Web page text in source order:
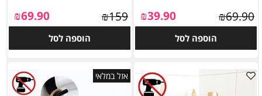
₪69.90
₪39.90
הוספה לסל
₪159
₪69.90
הוספה לסל
אזל במלאי